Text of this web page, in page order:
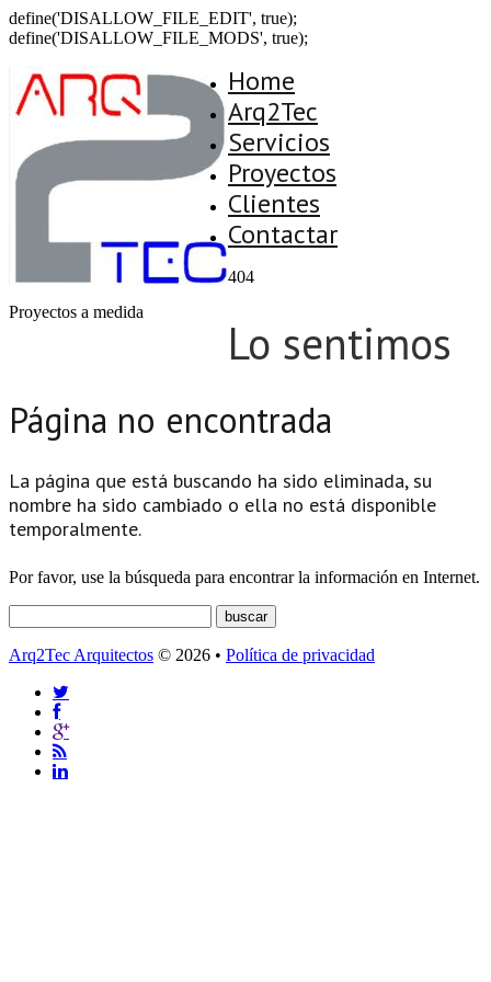
define('DISALLOW_FILE_EDIT', true);
define('DISALLOW_FILE_MODS', true);
Proyectos a medida
Home
Arq2Tec
Servicios
Proyectos
Clientes
Contactar
404
Lo sentimos
Página no encontrada
La página que está buscando ha sido eliminada, su
nombre ha sido cambiado o ella no está disponible
temporalmente.
Por favor, use la búsqueda para encontrar la información en Internet.
Arq2Tec Arquitectos © 2026 • Política de privacidad